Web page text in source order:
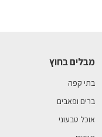
מבלים בחוץ
בתי קפה
ברים ופאבים
אוכל טבעוני